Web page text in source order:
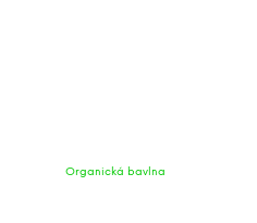
Organická bavlna